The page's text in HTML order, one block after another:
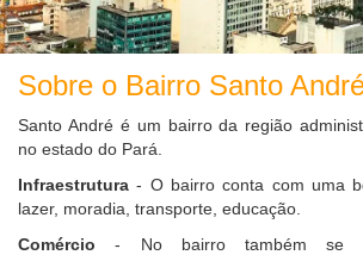
Sobre o Bairro Santo
Santo André é um bairro da região
no estado do Pará.
Infraestrutura - O bairro conta com uma
lazer, moradia, transporte, educação.
Comércio - No bairro também se